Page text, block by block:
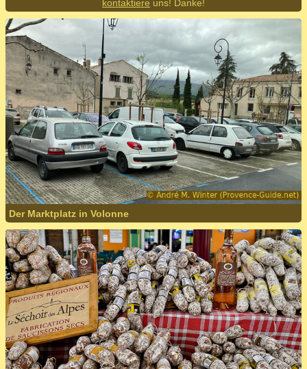
kontaktiere uns! Danke!
Der Marktplatz in Volonne